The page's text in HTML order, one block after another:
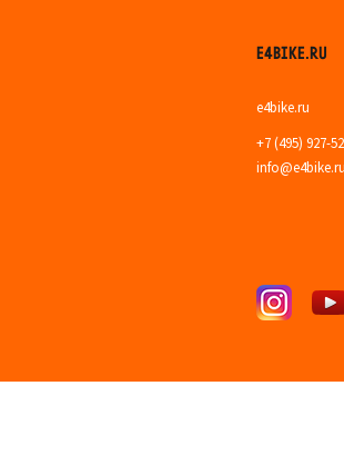
E4BIKE.RU
e4bike.ru
+7 (495) 927-
info@e4bike.ru